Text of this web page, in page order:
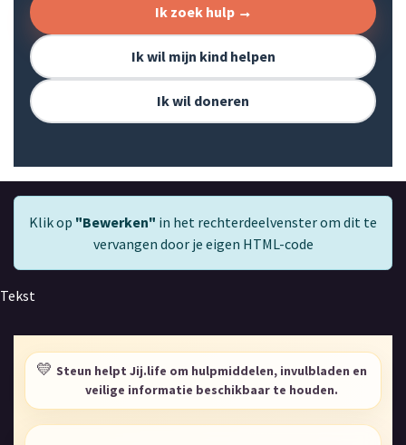
Ik zoek hulp →
Ik wil mijn kind helpen
Ik wil doneren
Klik op "Bewerken" in het rechterdeelvenster om dit te
vervangen door je eigen HTML-code
Tekst
💛 Steun helpt Jij.life om hulpmiddelen, invulbladen en
veilige informatie beschikbaar te houden.